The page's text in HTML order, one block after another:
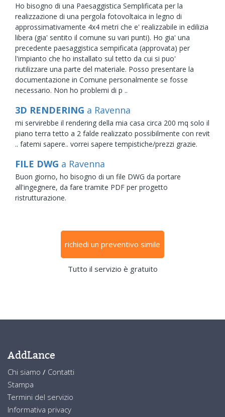
Ho bisogno di una Paesaggistica Semplificata per la
realizzazione di una pergola fotovoltaica in legno di
approssimativamente 4x4 metri che e' realizzabile in edilizia
libera (gia' sentito il comune su vari punti). Ho gia' una
precedente paesaggistica sempificata (approvata) per
l'impianto che ho installato sul tetto da cui si puo'
riutilizzare una parte del materiale. Posso presentare la
documentazione in Comune personalmente se fosse
necessario. Non ho problemi di p ..
3D RENDERING a Ravenna
mi servirebbe il rendering della mia casa circa 200 mq solo il
piano terra tetto a 2 falde realizzato possibilmente con revit
.. fatemi sapere.. vorrei sapere tempistiche/prezzi grazie.
FILE DWG a Ravenna
Buon giorno, ho bisogno di un file DWG da portare
all'ingegnere, da fare tramite PDF per progetto
ristrutturazione.
richiedi un preventivo simile
Tutto il servizio è gratuito
AddLance
Chi siamo / Contatti
Stampa
Termini del servizio
Informativa privacy